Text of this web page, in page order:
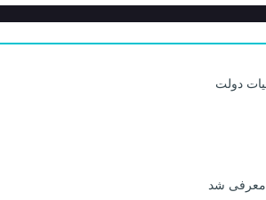
دولت
معرفی شد